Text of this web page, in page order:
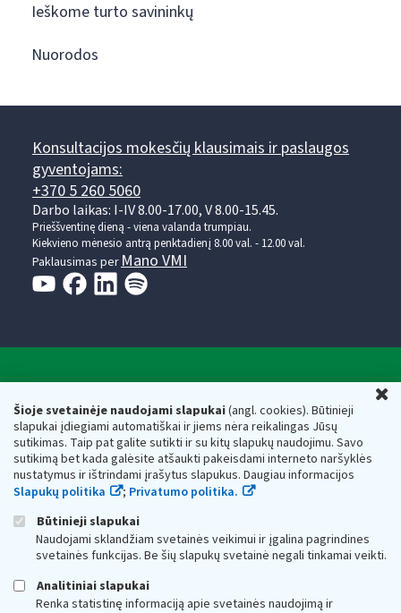
Šioje svetainėje naudojami slapukai(angl. cookies). Būtinieji
slapukai įdiegiami automatiškai ir jiems nėra reikalingas Jūsų
sutikimas. Taip pat galite sutikti ir su kitų slapukų naudojimu. Savo
sutikimą bet kada galėsite atšaukti pakeisdami interneto naršyklės
nustatymus ir ištrindami įrašytus slapukus. Daugiau informacijos
Slapukų politika
; Privatumo politika.
Būtinieji slapukai
Naudojami sklandžiam svetainės veikimui ir įgalina pagrindines
svetainės funkcijas. Be šių slapukų svetainė negali tinkamai veikti.
Analitiniai slapukai
Renka statistinę informaciją apie svetainės naudojimą ir
Ieškome turto savininkų
Nuorodos
Konsultacijos mokesčių klausimais ir paslaugos
gyventojams:
+370 5 260 5060
Darbo laikas: I-IV 8.00-17.00, V 8.00-15.45.
Prieššventinę dieną - viena valanda trumpiau.
Kiekvieno mėnesio antrą penktadienį 8.00 val. - 12.00 val.
Paklausimas perMano VMI
Valstybinė mokesčių inspekcija prie Lietuvos
Respublikos finansų ministerijos
Biudžetinė įstaiga. Juridinio asmens kodas — 188659752,
adresas: Vasario 16-osios g. 14, 01107 Vilnius, Lietuva, el.paštas:
vmi@vmi.lt , E. pristatymo dėžutės adresas 188659752
Duomenys apie Valstybinę mokesčių inspekciją prie Lietuvos
Respublikos finansų ministerijos kaupiami ir saugomi Juridinių